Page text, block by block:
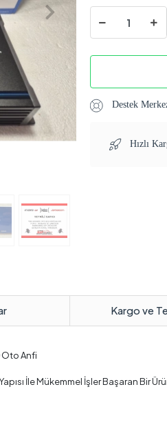
Destek
Hızlı
Kargo ve
Oto Anfi
İle Mükemmel İşler Başaran Bir